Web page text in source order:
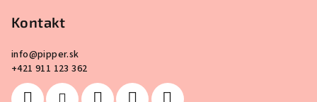
Kontakt
info@pipper.sk
+421 911 123 362